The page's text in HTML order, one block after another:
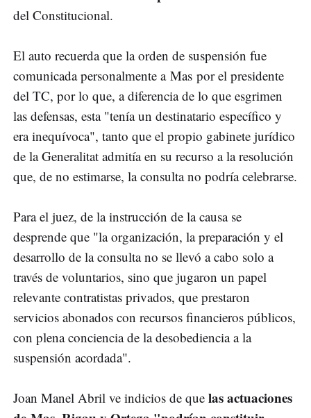
del Constitucional.
El auto recuerda que la orden de suspensión fue
comunicada personalmente a Mas por el presidente
del TC, por lo que, a diferencia de lo que esgrimen
las defensas, esta "tenía un destinatario específico y
era inequívoca", tanto que el propio gabinete jurídico
de la Generalitat admitía en su recurso a la resolución
que, de no estimarse, la consulta no podría celebrarse.
Para el juez, de la instrucción de la causa se
desprende que "la organización, la preparación y el
desarrollo de la consulta no se llevó a cabo solo a
través de voluntarios, sino que jugaron un papel
relevante contratistas privados, que prestaron
servicios abonados con recursos financieros públicos,
con plena conciencia de la desobediencia a la
suspensión acordada".
Joan Manel Abril ve indicios de que las actuaciones